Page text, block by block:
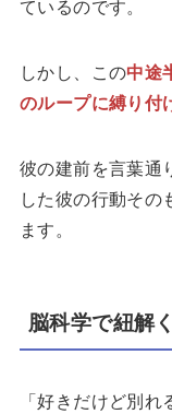
ているのです。
しかし、この中途
のループに縛り付
彼の建前を言葉通
した彼の行動その
ます。
脳科学で紐解
「好きだけど別